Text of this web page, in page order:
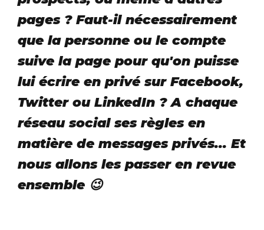
pages ? Faut-il nécessairement
que la personne ou le compte
suive la page pour qu'on puisse
lui écrire en privé sur Facebook,
Twitter ou LinkedIn ? A chaque
réseau social ses règles en
matière de messages privés... Et
nous allons les passer en revue
ensemble 😉